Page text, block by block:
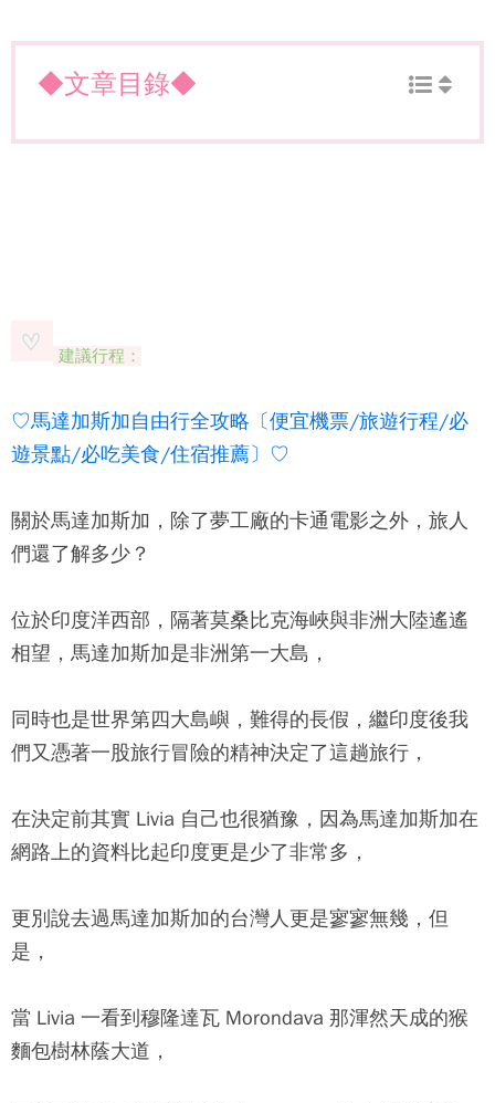
◆文章目錄◆
建議行程：
♡馬達加斯加自由行全攻略〔便宜機票/旅遊行程/必
遊景點/必吃美食/住宿推薦〕♡
關於馬達加斯加，除了夢工廠的卡通電影之外，旅人
們還了解多少？
位於印度洋西部，隔著莫桑比克海峽與非洲大陸遙遙
相望，馬達加斯加是非洲第一大島，
同時也是世界第四大島嶼，難得的長假，繼印度後我
們又憑著一股旅行冒險的精神決定了這趟旅行，
在決定前其實 Livia 自己也很猶豫，因為馬達加斯加在
網路上的資料比起印度更是少了非常多，
更別說去過馬達加斯加的台灣人更是寥寥無幾，但
是，
當 Livia 一看到穆隆達瓦 Morondava 那渾然天成的猴
麵包樹林蔭大道，